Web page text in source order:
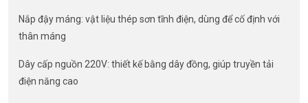
Nắp đậy máng: vật liệu thép sơn tĩnh điện, dùng để cố định với
thân máng
Dây cấp nguồn 220V: thiết kế bằng dây đồng, giúp truyền tải
điện năng cao